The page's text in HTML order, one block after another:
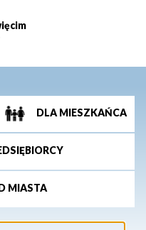
DLA MIESZKAŃCA
MIASTA